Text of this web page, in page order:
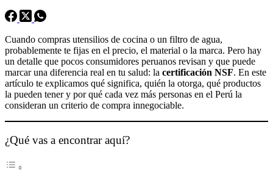
Cuando compras utensilios de cocina o un filtro de agua,
probablemente te fijas en el precio, el material o la marca. Pero hay
un detalle que pocos consumidores peruanos revisan y que puede
marcar una diferencia real en tu salud: la certificación NSF. En este
artículo te explicamos qué significa, quién la otorga, qué productos
la pueden tener y por qué cada vez más personas en el Perú la
consideran un criterio de compra innegociable.
¿Qué vas a encontrar aquí?